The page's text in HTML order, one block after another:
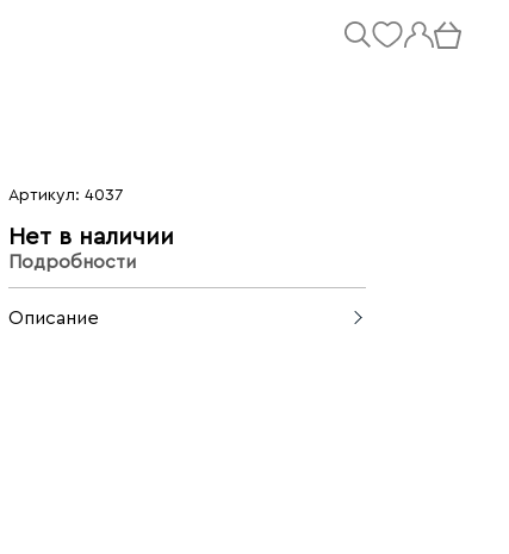
Артикул: 4037
Нет в наличии
Подробности
Описание